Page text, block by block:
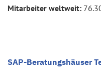
Mitarbeiter weltweit:
SAP-Beratungshäuser